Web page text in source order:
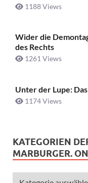
1188 Views
Wider die
des Rechts
1261 Views
Unter der Lupe:
1174 Views
KATEGORIEN
MARBURGER.